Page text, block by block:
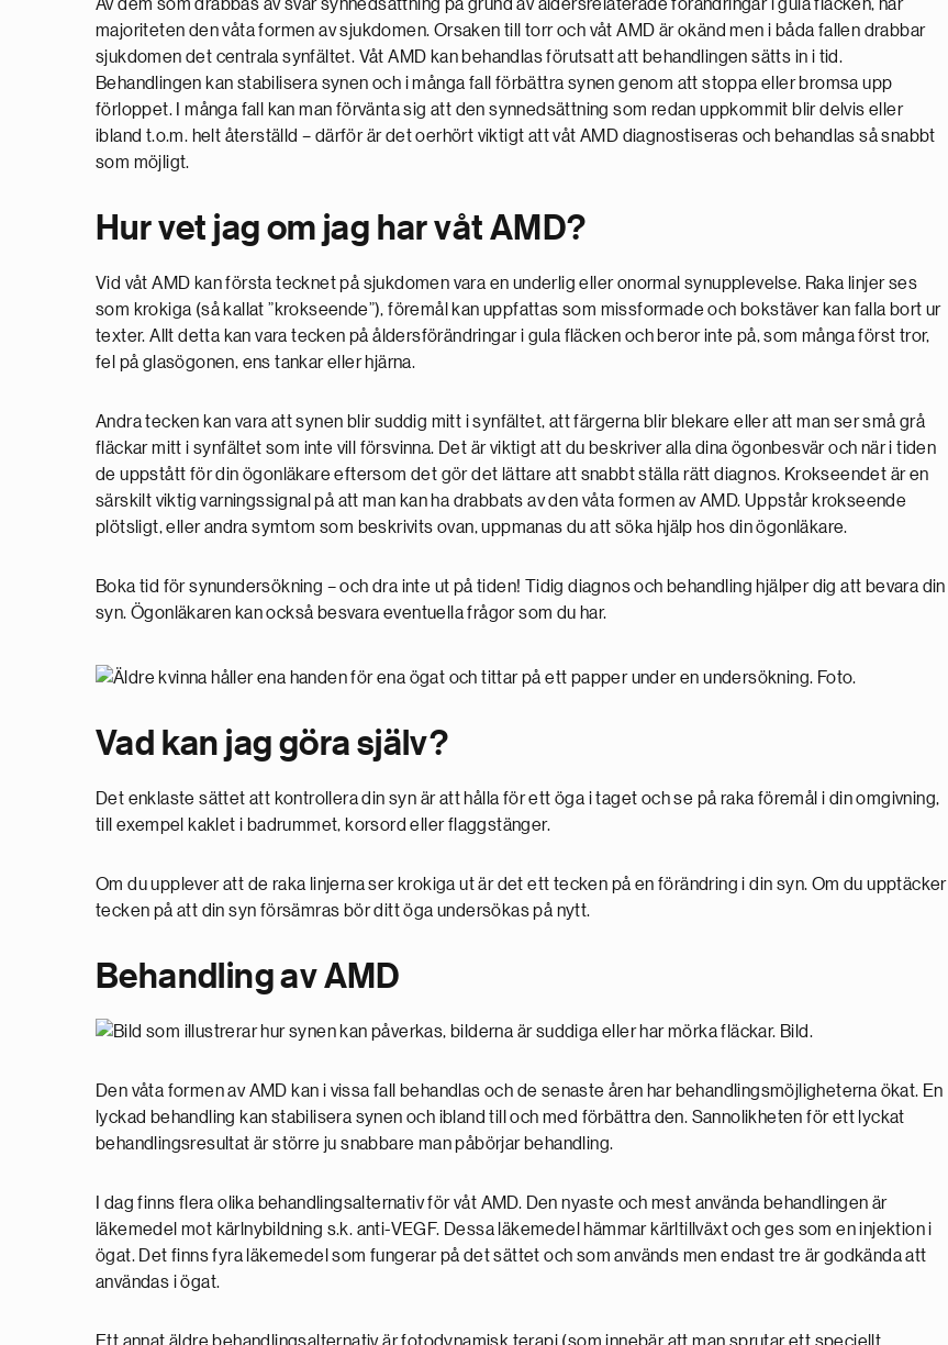
Av dem som drabbas av svår synnedsättning på grund av åldersrelaterade förändringar i gula fläcken, har
majoriteten den våta formen av sjukdomen. Orsaken till torr och våt AMD är okänd men i båda fallen drabbar
sjukdomen det centrala synfältet. Våt AMD kan behandlas förutsatt att behandlingen sätts in i tid.
Behandlingen kan stabilisera synen och i många fall förbättra synen genom att stoppa eller bromsa upp
förloppet. I många fall kan man förvänta sig att den synnedsättning som redan uppkommit blir delvis eller
ibland t.o.m. helt återställd – därför är det oerhört viktigt att våt AMD diagnostiseras och behandlas så snabbt
som möjligt.
Hur vet jag om jag har våt AMD?
Vid våt AMD kan första tecknet på sjukdomen vara en underlig eller onormal synupplevelse. Raka linjer ses
som krokiga (så kallat ”krokseende”), föremål kan uppfattas som missformade och bokstäver kan falla bort ur
texter. Allt detta kan vara tecken på åldersförändringar i gula fläcken och beror inte på, som många först tror,
fel på glasögonen, ens tankar eller hjärna.
Andra tecken kan vara att synen blir suddig mitt i synfältet, att färgerna blir blekare eller att man ser små grå
fläckar mitt i synfältet som inte vill försvinna. Det är viktigt att du beskriver alla dina ögonbesvär och när i tiden
de uppstått för din ögonläkare eftersom det gör det lättare att snabbt ställa rätt diagnos. Krokseendet är en
särskilt viktig varningssignal på att man kan ha drabbats av den våta formen av AMD. Uppstår krokseende
plötsligt, eller andra symtom som beskrivits ovan, uppmanas du att söka hjälp hos din ögonläkare.
Boka tid för synundersökning – och dra inte ut på tiden! Tidig diagnos och behandling hjälper dig att bevara din
syn. Ögonläkaren kan också besvara eventuella frågor som du har.
Vad kan jag göra själv?
Det enklaste sättet att kontrollera din syn är att hålla för ett öga i taget och se på raka föremål i din omgivning,
till exempel kaklet i badrummet, korsord eller flaggstänger.
Om du upplever att de raka linjerna ser krokiga ut är det ett tecken på en förändring i din syn. Om du upptäcker
tecken på att din syn försämras bör ditt öga undersökas på nytt.
Behandling av AMD
Den våta formen av AMD kan i vissa fall behandlas och de senaste åren har behandlingsmöjligheterna ökat. En
lyckad behandling kan stabilisera synen och ibland till och med förbättra den. Sannolikheten för ett lyckat
behandlingsresultat är större ju snabbare man påbörjar behandling.
I dag finns flera olika behandlingsalternativ för våt AMD. Den nyaste och mest använda behandlingen är
läkemedel mot kärlnybildning s.k. anti-VEGF. Dessa läkemedel hämmar kärltillväxt och ges som en injektion i
ögat. Det finns fyra läkemedel som fungerar på det sättet och som används men endast tre är godkända att
användas i ögat.